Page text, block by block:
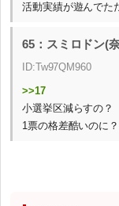
活動実績が遊んでた
65：スミロドン(
ID:Tw97QM960
>>17
小選挙区減らすの？
1票の格差酷いのに？